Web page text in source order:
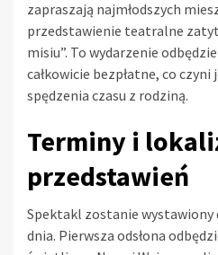
zapraszają najmłodszych
przedstawienie teatralne
misiu”. To wydarzenie
całkowicie bezpłatne, co czyni
spędzenia czasu z rodziną.
Terminy i
przedstawień
Spektakl zostanie
dnia. Pierwsza odsłona